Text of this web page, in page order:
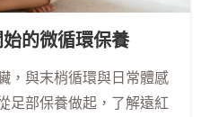
的微循環保養
，與末梢循環與日常體感
足部保養做起，了解遠紅